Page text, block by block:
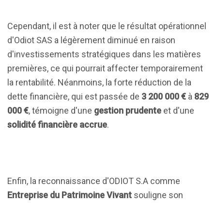
Cependant, il est à noter que le résultat opérationnel
d'Odiot SAS a légèrement diminué en raison
d'investissements stratégiques dans les matières
premières, ce qui pourrait affecter temporairement
la rentabilité. Néanmoins, la forte réduction de la
dette financière, qui est passée de 3 200 000 € à 829
000 €, témoigne d'une gestion prudente et d'une
solidité financière accrue.
Enfin, la reconnaissance d'ODIOT S.A comme
Entreprise du Patrimoine Vivant souligne son